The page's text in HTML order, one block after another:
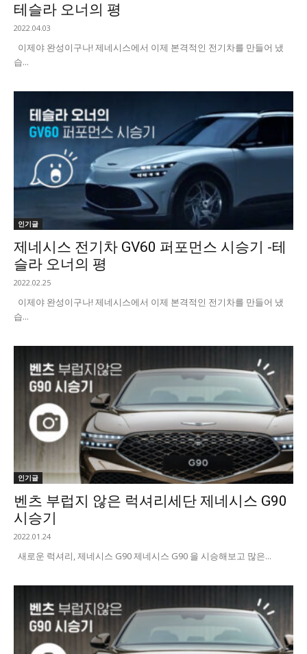
테슬라 오너의 평
2022.04.03
이제야 완성이구나! 제네시스에서 이제 본격적인 전기차를 만들어 냈
습...
인기글
제네시스 전기차 GV60 퍼포먼스 시승기 -테
슬라 오너의 평
2022.02.25
이제야 완성이구나! 제네시스에서 이제 본격적인 전기차를 만들어 냈
습...
인기글
벤츠 부럽지 않은 럭셔리세단 제네시스 G90
시승기
2022.01.24
새로운 럭셔리, 제네시스 G90 제네시스 G90 을 시승해보고 많은...